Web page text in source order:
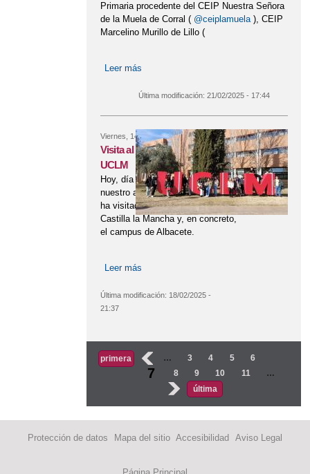
Primaria procedente del CEIP Nuestra Señora
de la Muela de Corral ( @ceiplamuela), CEIP
Marcelino Murillo de Lillo (
Leer más
Última modificación: 21/02/2025 - 17:44
Viernes, 14 Febrero, 2025
Visita al campus de Albacete
UCLM
Hoy, día de los enamorados,
nuestro alumnado de Bachillerato
ha visitado la Universidad de
Castilla la Mancha y, en concreto,
el campus de Albacete.
Leer más
Última modificación: 18/02/2025 -
21:37
Páginas
primera ‹ … 3 4 5 6
7 8 9 10 11
…
›
última
Protección de datos Mapa del sitio Accesibilidad Aviso Legal